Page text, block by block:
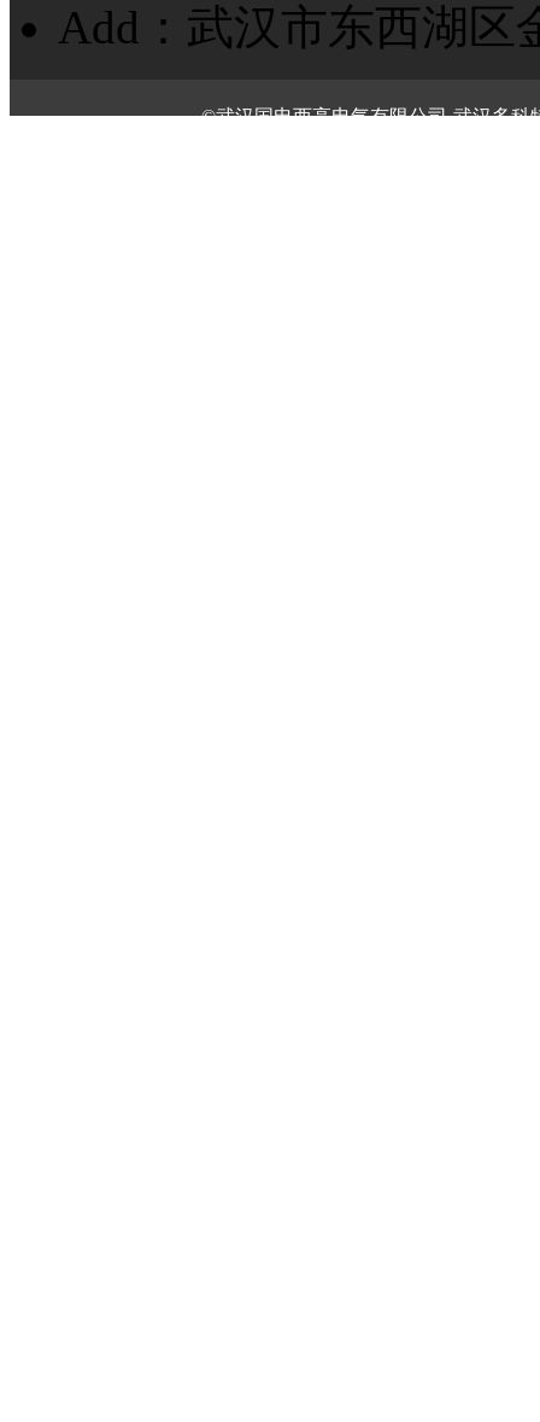
Add：武汉市东西湖区
©武汉国电西高电气有限公司-武汉多